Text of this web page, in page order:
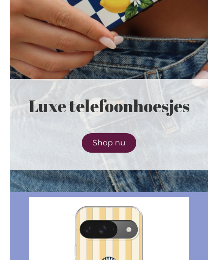
Luxe telefoonhoesjes
Shop nu